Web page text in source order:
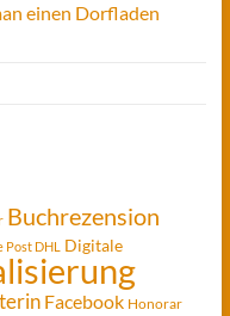
einen Dorfladen
Buchrezension
Post DHL
Digitale
Facebook Honorar